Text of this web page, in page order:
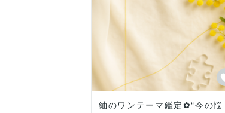
レビューがまだないのは、
ここでのスタートラインに立
でも、これまで積み重ねてき
人の気持ちをほどく読み解き
ほんの少し自信があります。
占いが初めての方も、
占い慣れしている方も、
どうぞ気楽に寄りかかってく
あなたの“これから”を一緒に
紬のワンテーマ鑑定✿“今の悩